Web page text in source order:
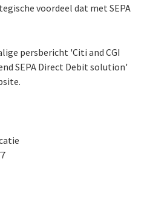
voordeel dat met SEPA
persbericht 'Citi and CGI
SEPA Direct Debit solution'